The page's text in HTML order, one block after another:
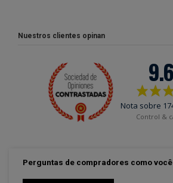
Nuestros clientes opinan
Perguntas de compradores como você